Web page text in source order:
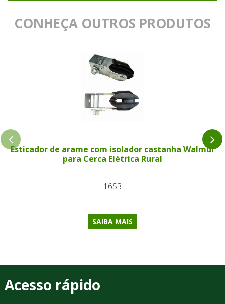
CONHEÇA OUTROS PRODUTOS
Esticador de arame com isolador castanha Walmur
para Cerca Elétrica Rural
1653
SAIBA MAIS
Acesso rápido